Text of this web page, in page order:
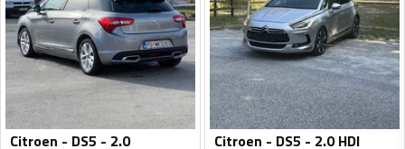
Citroen - DS5 - 2.0 Citroen - DS5 - 2.0 HDI